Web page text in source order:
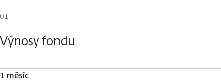
Výnosy fondu
1 měsíc